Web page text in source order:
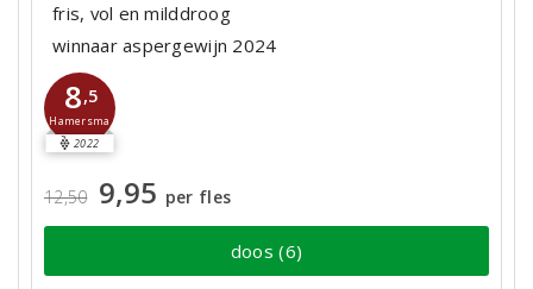
fris, vol en milddroog
winnaar aspergewijn 2024
8,5
Hamersma
2022
12,50 9,95 per fles
doos (6)